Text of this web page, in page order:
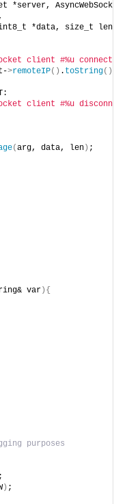
*server,
*data, size_t len
client #%u connected
>remoteIP() . toString()
client #%u
(arg, data, len ) ;
var ){
purposes
;
) ;